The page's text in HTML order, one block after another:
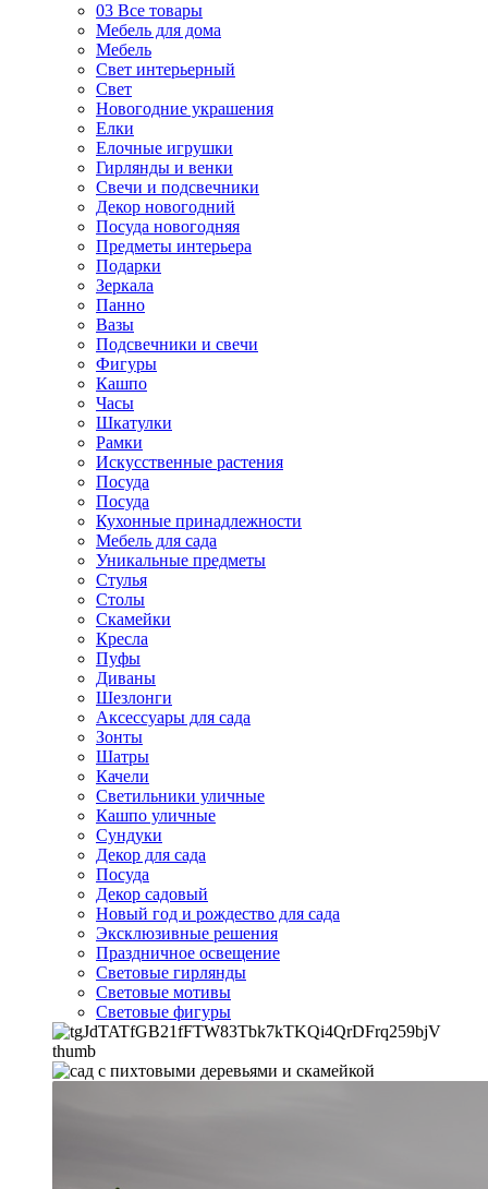
03 Все товары
Мебель для дома
Мебель
Свет интерьерный
Свет
Новогодние украшения
Елки
Елочные игрушки
Гирлянды и венки
Свечи и подсвечники
Декор новогодний
Посуда новогодняя
Предметы интерьера
Подарки
Зеркала
Панно
Вазы
Подсвечники и свечи
Фигуры
Кашпо
Часы
Шкатулки
Рамки
Искусственные растения
Посуда
Посуда
Кухонные принадлежности
Мебель для сада
Уникальные предметы
Стулья
Столы
Скамейки
Кресла
Пуфы
Диваны
Шезлонги
Аксессуары для сада
Зонты
Шатры
Качели
Cветильники уличные
Кашпо уличные
Сундуки
Декор для сада
Посуда
Декор садовый
Новый год и рождество для сада
Эксклюзивные решения
Праздничное освещение
Световые гирлянды
Световые мотивы
Световые фигуры